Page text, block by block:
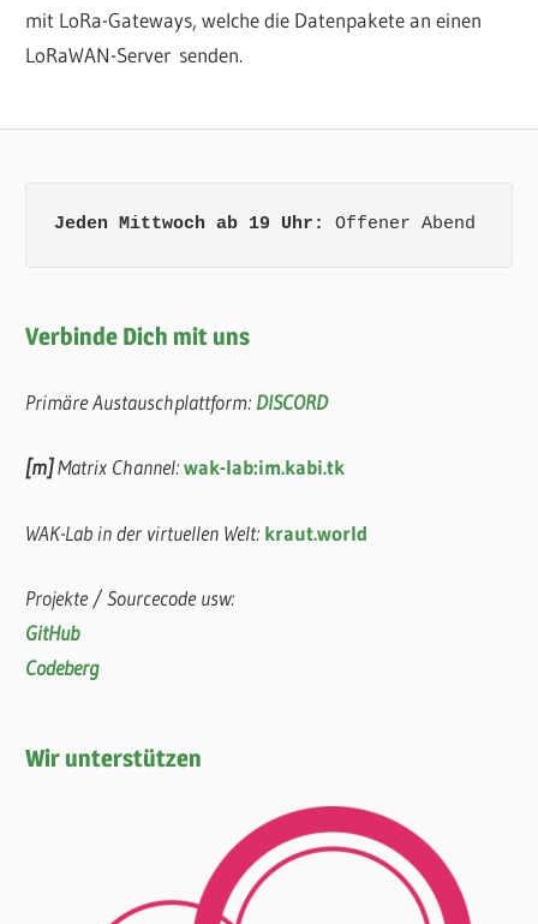
mit LoRa-Gateways, welche die Datenpakete an einen
LoRaWAN-Server senden.
Jeden Mittwoch ab 19 Uhr: Offener Abend
Verbinde Dich mit uns
Primäre Austauschplattform: DISCORD
[m]Matrix Channel:wak-lab:im.kabi.tk
WAK-Lab in der virtuellen Welt: kraut.world
Projekte / Sourcecode usw:
GitHub
Codeberg
Wir unterstützen